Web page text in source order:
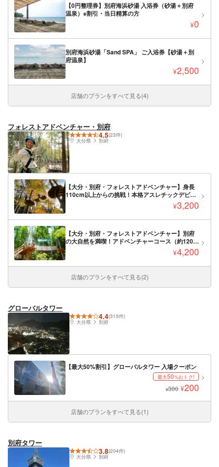
【0円整理券】別府海浜砂湯 入浴券（砂湯＋別府
温泉）※割引・当日精算の方
¥0
別府海浜砂湯「Sand SPA」 ご入浴券【砂湯＋別
府温泉】
¥2,500
店舗のプランをすべて見る(4)
フォレストアドベンチャー・別府
4.5(23件)
大分県
別府
【大分・別府・フォレストアドベンチャー】身長
110cm以上からの挑戦！本格アスレチックデビュ
¥3,200
【大分・別府・フォレストアドベンチャー】別府
の大自然を満喫！アドベンチャーコース（約120
¥4,200
店舗のプランをすべて見る(2)
グローバルタワー
4.4(315件)
大分県
別府
【最大50%割引】グローバルタワー 入場クーポン
最大50%おトク!
¥300 ¥200
店舗のプランをすべて見る(1)
別府タワー
3.8(204件)
大分県
別府